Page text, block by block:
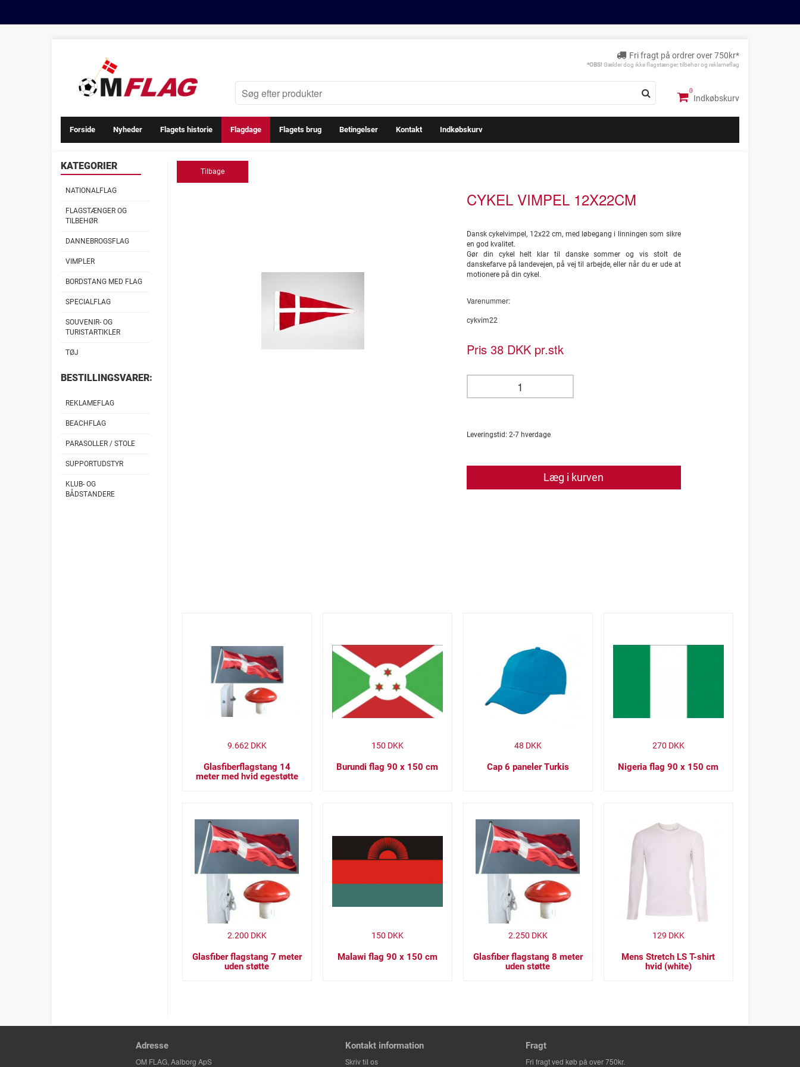
Fri fragt på ordrer over 750kr*
*OBS! Gælder dog ikke flagstænger, tilbehør og reklameflag
Indkøbskurv
Forside Nyheder Flagets historie Flagdage Flagets brug Betingelser Kontakt Indkøbskurv
KATEGORIER
NATIONALFLAG
FLAGSTÆNGER OG
TILBEHØR
DANNEBROGSFLAG
VIMPLER
BORDSTANG MED FLAG
SPECIALFLAG
SOUVENIR- OG
TURISTARTIKLER
TØJ
BESTILLINGSVARER:
REKLAMEFLAG
BEACHFLAG
PARASOLLER / STOLE
SUPPORTUDSTYR
KLUB- OG
BÅDSTANDERE
Tilbage
CYKEL VIMPEL 12X22CM
Dansk cykelvimpel, 12x22 cm, med løbegang i linningen som sikre
en god kvalitet.
Gør din cykel helt klar til danske sommer og vis stolt de
danskefarve på landevejen, på vej til arbejde, eller når du er ude at
motionere på din cykel.
Varenummer:
cykvim22
Pris 38 DKK pr.stk
Leveringstid: 2-7 hverdage
Læg i kurven
Glasfiberflagstang 14
meter med hvid egestøtte
9.662DKK
Burundi flag 90 x 150 cm
150 DKK
Cap 6 paneler Turkis
48 DKK
Nigeria flag 90 x 150 cm
270 DKK
Glasfiber flagstang 7 meter
uden støtte
2.200 DKK
Malawi flag 90 x 150 cm
150 DKK
Glasfiber flagstang 8 meter
uden støtte
2.250 DKK
Mens Stretch LS T-shirt
hvid (white)
129 DKK
Adresse
OM FLAG, Aalborg ApS
Kontakt information
Skriv til os
Fragt
Fri fragt ved køb på over 750kr.